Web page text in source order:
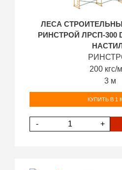
ЛЕСА
РИНСТРОЙ ЛРСП-300
200 кгс/
3 м
КУПИТЬ В 1
- +